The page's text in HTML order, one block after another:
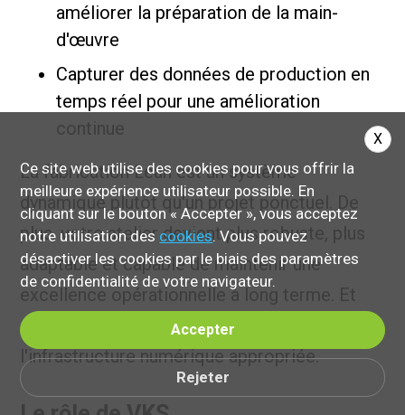
améliorer la préparation de la main-
d'œuvre
Capturer des données de production en
temps réel pour une amélioration
continue
La fabrication Lean est un système
dynamique plutôt qu'un projet ponctuel. De
plus, votre atelier devient plus robuste, plus
adaptable et capable de maintenir une
excellence opérationnelle à long terme. Et
cela parce que vous alimentez le lean avec
l'infrastructure numérique appropriée.
Ce site web utilise des cookies pour vous offrir la
meilleure expérience utilisateur possible. En
cliquant sur le bouton « Accepter », vous acceptez
notre utilisation descookies. Vous pouvez
désactiver les cookies par le biais des paramètres
de confidentialité de votre navigateur.
Accepter
Rejeter
X